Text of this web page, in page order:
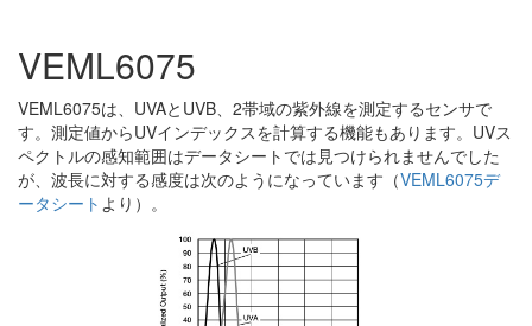
VEML6075
VEML6075は、UVAとUVB、2帯域の紫外線を測定するセンサで
す。測定値からUVインデックスを計算する機能もあります。UVス
ペクトルの感知範囲はデータシートでは見つけられませんでした
が、波長に対する感度は次のようになっています（VEML6075デ
ータシート より）。